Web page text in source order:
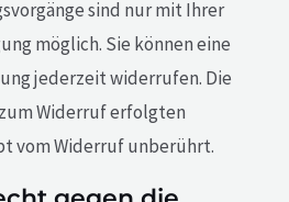
sind nur mit Ihrer
möglich. Sie können eine
jederzeit widerrufen. Die
Widerruf erfolgten
vom Widerruf unberührt.